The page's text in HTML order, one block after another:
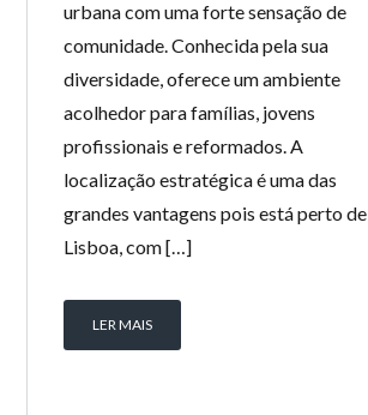
urbana com uma forte sensação de
comunidade. Conhecida pela sua
diversidade, oferece um ambiente
acolhedor para famílias, jovens
profissionais e reformados. A
localização estratégica é uma das
grandes vantagens pois está perto de
Lisboa, com […]
LER MAIS